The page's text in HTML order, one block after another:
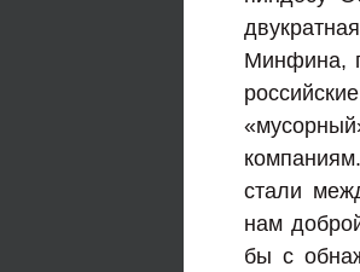
Минфина,
стали
нам
бы с